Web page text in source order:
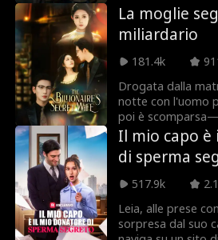
le
Julia Lynn Clarke
Jarred Harper Daniela
Avery Lynch Papà
Kourtney George
Romanticismo Un
iversitario
Eroina Forte Noam
Determinata a
specializzanda in
anima e corpo al
un chirurgo tanto
spietato, che si
suo futuro
tutte... anche il
La moglie
miliardario
181.4k
Drogata dalla
notte con l'uomo
poi è
ritrovata un anno
luce suo figlio.
nascoste si
puoi scappare da
Il mio capo
di sperma
517.9k
Leia, alle prese
sorpresa dal suo